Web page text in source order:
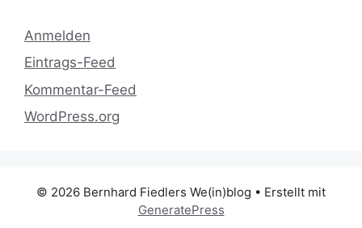
Anmelden
Eintrags-Feed
Kommentar-Feed
WordPress.org
© 2026 Bernhard Fiedlers We(in)blog • Erstellt mit
GeneratePress